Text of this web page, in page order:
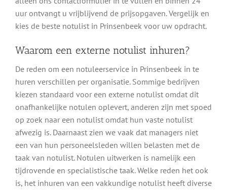
uur ontvangt u vrijblijvend de prijsopgaven. Vergelijk en
kies de beste notulist in Prinsenbeek voor uw opdracht.
Waarom een externe notulist inhuren?
De reden om een notuleerservice in Prinsenbeek in te
huren verschillen per organisatie. Sommige bedrijven
kiezen standaard voor een externe notulist omdat dit
onafhankelijke notulen oplevert, anderen zijn met spoed
op zoek naar een notulist omdat hun vaste notulist
afwezig is. Daarnaast zien we vaak dat managers niet
een van hun personeelsleden willen belasten met de
taak van notulist. Notulen uitwerken is namelijk een
tijdrovende en specialistische taak. Welke reden het ook
is, het inhuren van een vakkundige notulist heeft diverse